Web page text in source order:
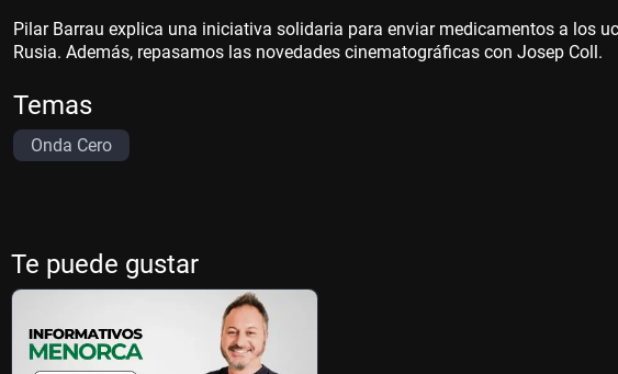
Pilar Barrau explica una iniciativa solidaria para enviar medicamentos a los
Rusia. Además, repasamos las novedades cinematográficas con Josep Coll.
Temas
Onda Cero
Te puede gustar